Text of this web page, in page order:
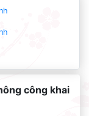
công khai